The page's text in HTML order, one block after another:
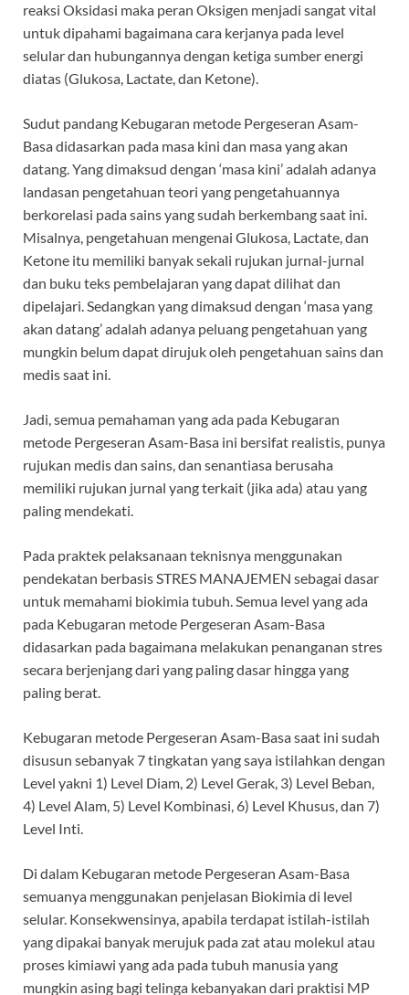
reaksi Oksidasi maka peran Oksigen menjadi sangat vital
untuk dipahami bagaimana cara kerjanya pada level
selular dan hubungannya dengan ketiga sumber energi
diatas (Glukosa, Lactate, dan Ketone).
Sudut pandang Kebugaran metode Pergeseran Asam-
Basa didasarkan pada masa kini dan masa yang akan
datang. Yang dimaksud dengan ‘masa kini’ adalah adanya
landasan pengetahuan teori yang pengetahuannya
berkorelasi pada sains yang sudah berkembang saat ini.
Misalnya, pengetahuan mengenai Glukosa, Lactate, dan
Ketone itu memiliki banyak sekali rujukan jurnal-jurnal
dan buku teks pembelajaran yang dapat dilihat dan
dipelajari. Sedangkan yang dimaksud dengan ‘masa yang
akan datang’ adalah adanya peluang pengetahuan yang
mungkin belum dapat dirujuk oleh pengetahuan sains dan
medis saat ini.
Jadi, semua pemahaman yang ada pada Kebugaran
metode Pergeseran Asam-Basa ini bersifat realistis, punya
rujukan medis dan sains, dan senantiasa berusaha
memiliki rujukan jurnal yang terkait (jika ada) atau yang
paling mendekati.
Pada praktek pelaksanaan teknisnya menggunakan
pendekatan berbasis STRES MANAJEMEN sebagai dasar
untuk memahami biokimia tubuh. Semua level yang ada
pada Kebugaran metode Pergeseran Asam-Basa
didasarkan pada bagaimana melakukan penanganan stres
secara berjenjang dari yang paling dasar hingga yang
paling berat.
Kebugaran metode Pergeseran Asam-Basa saat ini sudah
disusun sebanyak 7 tingkatan yang saya istilahkan dengan
Level yakni 1) Level Diam, 2) Level Gerak, 3) Level Beban,
4) Level Alam, 5) Level Kombinasi, 6) Level Khusus, dan 7)
Level Inti.
Di dalam Kebugaran metode Pergeseran Asam-Basa
semuanya menggunakan penjelasan Biokimia di level
selular. Konsekwensinya, apabila terdapat istilah-istilah
yang dipakai banyak merujuk pada zat atau molekul atau
proses kimiawi yang ada pada tubuh manusia yang
mungkin asing bagi telinga kebanyakan dari praktisi MP